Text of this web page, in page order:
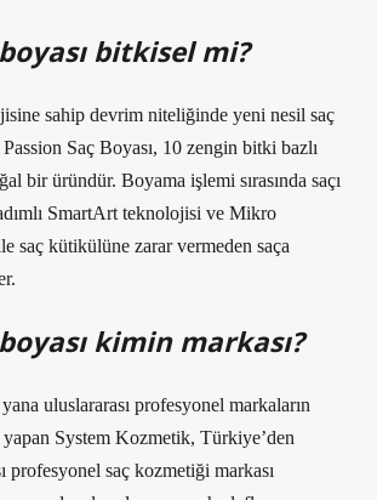
bitkisel mi?
sahip devrim niteliğinde yeni nesil saç
Saç Boyası, 10 zengin bitki bazlı
bir üründür. Boyama işlemi sırasında saçı
SmartArt teknolojisi ve Mikro
saç kütikülüne zarar vermeden saça
kimin markası?
uluslararası profesyonel markaların
System Kozmetik, Türkiye’den
profesyonel saç kozmetiği markası